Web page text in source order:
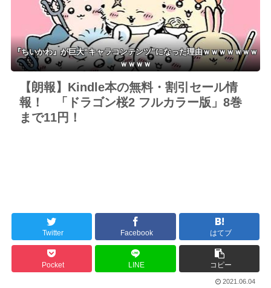
『ちいかわ』が巨大“キャラコンテンツ”になった理由ｗｗｗｗｗｗｗ
ｗｗｗｗ
【朗報】Kindle本の無料・割引セール情
報！ 「ドラゴン桜2 フルカラー版」8巻
まで11円！
Twitter Facebook はてブ
Pocket LINE コピー
2021.06.04